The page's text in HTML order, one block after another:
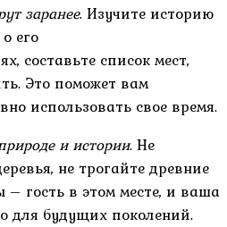
заранее. Изучите историю
его
составьте список мест,
Это поможет вам
использовать свое время.
и истории. Не
не трогайте древние
гость в этом месте, и ваша
для будущих поколений.